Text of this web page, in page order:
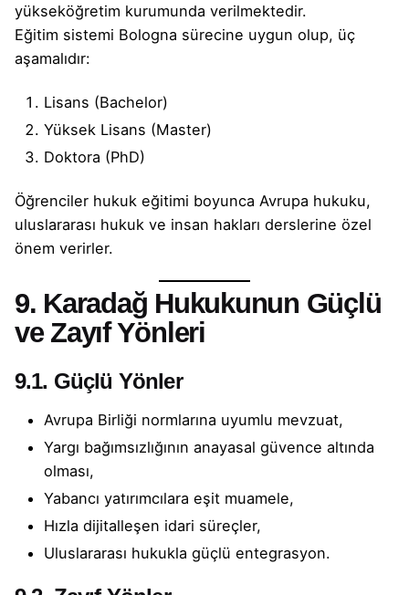
yükseköğretim kurumunda verilmektedir.
Eğitim sistemi Bologna sürecine uygun olup, üç
aşamalıdır:
Lisans (Bachelor)
Yüksek Lisans (Master)
Doktora (PhD)
Öğrenciler hukuk eğitimi boyunca Avrupa hukuku,
uluslararası hukuk ve insan hakları derslerine özel
önem verirler.
9. Karadağ Hukukunun Güçlü
ve Zayıf Yönleri
9.1. Güçlü Yönler
Avrupa Birliği normlarına uyumlu mevzuat,
Yargı bağımsızlığının anayasal güvence altında
olması,
Yabancı yatırımcılara eşit muamele,
Hızla dijitalleşen idari süreçler,
Uluslararası hukukla güçlü entegrasyon.